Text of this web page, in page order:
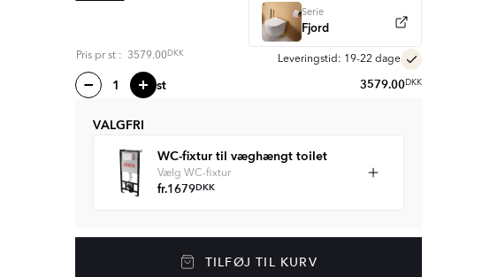
Serie
Fjord
Pris prst : 3579.00DKK
Leveringstid: 19-22 dage
st 3579.00DKK
VALGFRI
WC-fixtur til væghængt toilet
Vælg WC-fixtur
fr.1679DKK
TILFØJ TIL KURV